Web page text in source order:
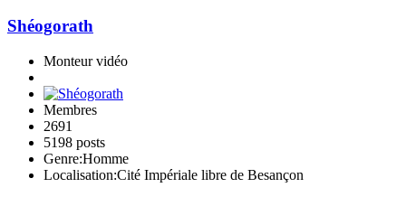
Shéogorath
Monteur vidéo
Membres
2691
5198 posts
Genre:Homme
Localisation:Cité Impériale libre de Besançon